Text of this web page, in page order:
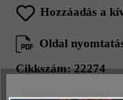
Hozzáadás a
Oldal
Cikkszám:22274